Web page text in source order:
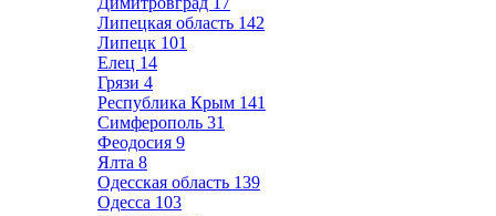
Липецкая область 142
Липецк 101
Елец 14
Грязи 4
Республика Крым 141
Симферополь 31
Феодосия 9
Ялта 8
Одесская область 139
Одесса 103